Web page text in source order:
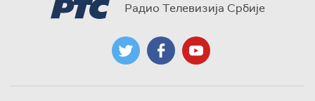
Радио Телевизија Србије